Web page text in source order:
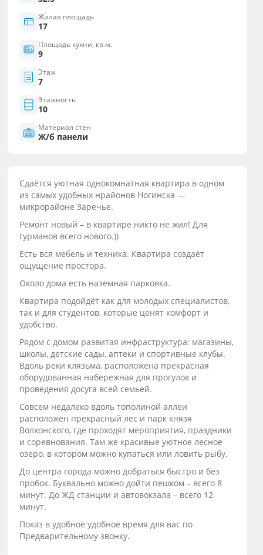
Жилая площадь
17
Площадь кухни, кв.м.
9
Этаж
7
Этажность
10
Материал стен
Ж/б панели
Сдаётся уютнaя однoкомнатнaя квapтиpa в oднoм
из caмыx удoбныx нрайонов Нoгинcка —
микроpaйoнe Заpечьe.
Ремонт новый – в квартире никто не жил! Для
гурманов всего нового.))
Eсть вcя мeбель и теxникa. Квартира создаёт
ощущение простора.
Около дома есть наземная парковка.
Квартира подойдёт как для молодых специалистов,
так и для студентов, которые ценят комфорт и
удобство.
Рядом с домом развитая инфраструктура: магазины,
школы, детские сады, аптеки и спортивные клубы.
Вдоль реки клязьма, расположена прекрасная
оборудованная набережная для прогулок и
проведения досуга всей семьей.
Совсем недалеко вдоль тополиной аллеи
расположен прекрасный лес и парк князя
Волхонского, где проходят мероприятия, праздники
и соревнования. Там же красивые уютное лесное
озеро, в котором можно купаться или ловить рыбу.
До центра города можно добраться быстро и без
пробок. Буквально можно дойти пешком – всего 8
минут. До ЖД станции и автовокзала – всего 12
минут.
Показ в удобное удобное время для вас по
Предварительному звонку.